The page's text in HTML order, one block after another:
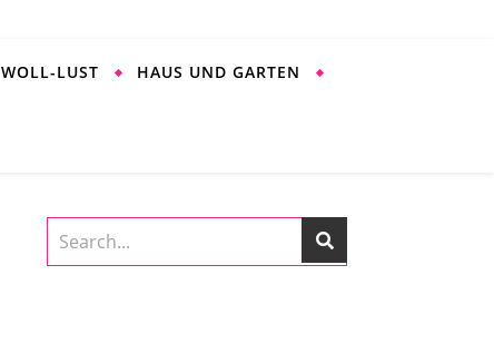
WOLL-LUST HAUS UND GARTEN